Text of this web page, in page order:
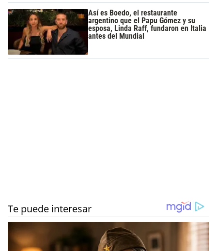
Así es Boedo, el restaurante
argentino que el Papu Gómez y su
esposa, Linda Raff, fundaron en Italia
antes del Mundial